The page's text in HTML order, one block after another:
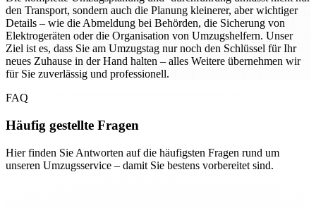
den Transport, sondern auch die Planung kleinerer, aber wichtiger
Details – wie die Abmeldung bei Behörden, die Sicherung von
Elektrogeräten oder die Organisation von Umzugshelfern. Unser
Ziel ist es, dass Sie am Umzugstag nur noch den Schlüssel für Ihr
neues Zuhause in der Hand halten – alles Weitere übernehmen wir
für Sie zuverlässig und professionell.
FAQ
Häufig gestellte Fragen
Hier finden Sie Antworten auf die häufigsten Fragen rund um
unseren Umzugsservice – damit Sie bestens vorbereitet sind.